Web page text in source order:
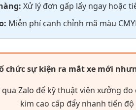
Xử lý đơn gấp lấy ngay hoặc
Miễn phí canh chỉnh mã màu
chức sự kiện ra mắt xe mới
Zalo để kỹ thuật viên xưởng
kim cao cấp đẩy nhanh tiến